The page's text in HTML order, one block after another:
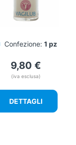
Confezione: 1 pz
9,80€
(iva esclusa)
DETTAGLI